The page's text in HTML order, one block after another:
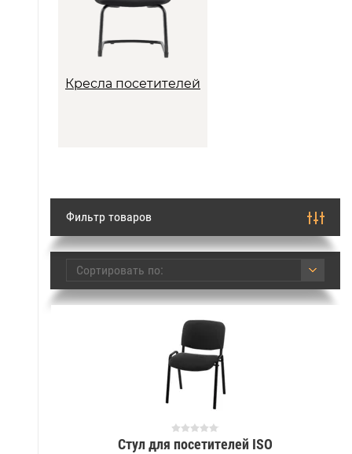
Кресла посетителей
Фильтр товаров
Сортировать по:
Стул для посетителей ISO